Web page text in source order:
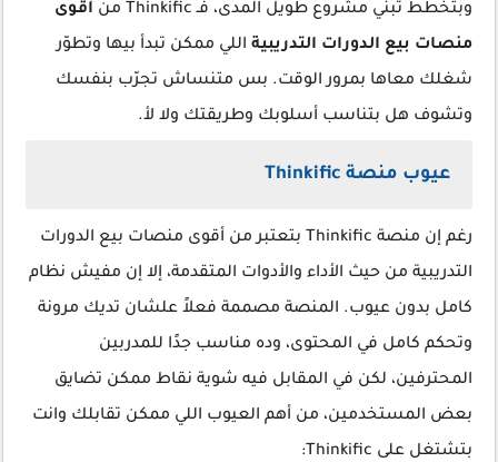
وبتخطط تبني مشروع طويل المدى، فـ Thinkific من
أقوى
منصات بيع الدورات التدريبية اللي ممكن تبدأ بيها وتطوّر
شغلك معاها بمرور الوقت. بس متنساش تجرّب بنفسك
وتشوف هل بتناسب أسلوبك وطريقتك ولا لأ.
عيوب منصة Thinkific
رغم إن منصة Thinkific بتعتبر من أقوى منصات بيع الدورات
التدريبية من حيث الأداء والأدوات المتقدمة، إلا إن مفيش نظام
كامل بدون عيوب. المنصة مصممة فعلاً علشان تديك مرونة
وتحكم كامل في المحتوى، وده مناسب جدًا للمدربين
المحترفين، لكن في المقابل فيه شوية نقاط ممكن تضايق
بعض المستخدمين، من أهم العيوب اللي ممكن تقابلك وانت
بتشتغل على Thinkific: